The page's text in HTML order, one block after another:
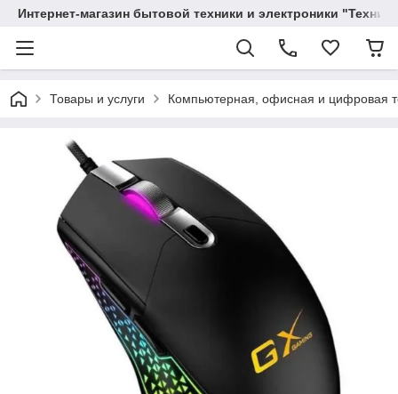
Интернет-магазин бытовой техники и электроники
Товары и услуги Компьютерная, офисная и цифровая